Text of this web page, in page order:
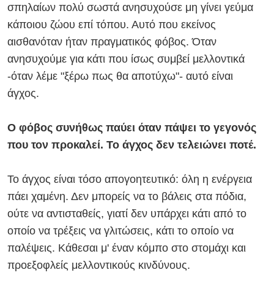
σπηλαίων πολύ σωστά ανησυχούσε μη γίνει γεύμα
κάποιου ζώου επί τόπου. Αυτό που εκείνος
αισθανόταν ήταν πραγματικός φόβος. Όταν
ανησυχούμε για κάτι που ίσως συμβεί μελλοντικά
-όταν λέμε "ξέρω πως θα αποτύχω"- αυτό είναι
άγχος.
Ο φόβος συνήθως παύει όταν πάψει το γεγονός
που τον προκαλεί. Το άγχος δεν τελειώνει ποτέ.
Το άγχος είναι τόσο απογοητευτικό: όλη η ενέργεια
πάει χαμένη. Δεν μπορείς να το βάλεις στα πόδια,
ούτε να αντισταθείς, γιατί δεν υπάρχει κάτι από το
οποίο να τρέξεις να γλιτώσεις, κάτι το οποίο να
παλέψεις. Κάθεσαι μ' έναν κόμπο στο στομάχι και
προεξοφλείς μελλοντικούς κινδύνους.